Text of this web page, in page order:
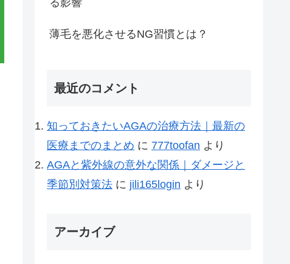
る影響
薄毛を悪化させるNG習慣とは？
最近のコメント
知っておきたいAGAの治療方法｜最新の
医療までのまとめ に 777toofan より
AGAと紫外線の意外な関係｜ダメージと
季節別対策法 に jili165login より
アーカイブ